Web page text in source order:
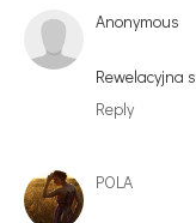
Anonymous
Rewelacyjna
Reply
POLA